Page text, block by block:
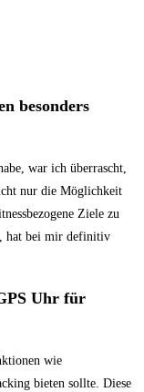
besonders
war ich⁣ überrascht,
nur die Möglichkeit
Ziele zu
hat ‌bei mir definitiv
⁤Uhr für
⁤wie
bieten⁣ sollte.‍ Diese